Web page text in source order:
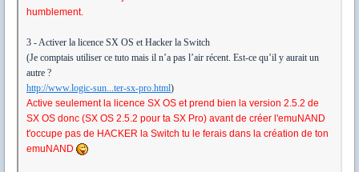
humblement.
3 - Activer la licence SX OS et Hacker la Switch
(Je comptais utiliser ce tuto mais il n’a pas l’air récent. Est-ce qu’il y aurait un
autre ?
http://www.logic-sun...ter-sx-pro.html)
Active seulement la licence SX OS et prend bien la version 2.5.2 de
SX OS donc (SX OS 2.5.2 pour ta SX Pro) avant de créer l'emuNAND
t'occupe pas de HACKER la Switch tu le ferais dans la création de ton
emuNAND